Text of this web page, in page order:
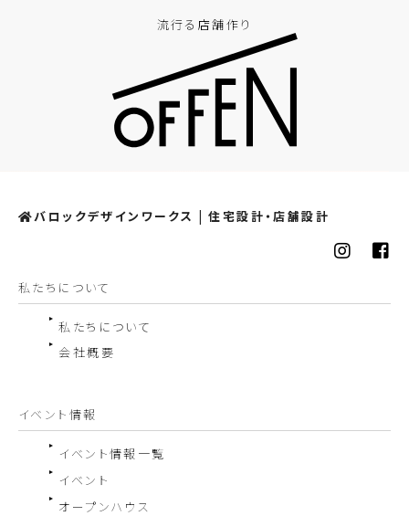
流行る店舗作り
バロックデザインワークス | 住宅設計・店舗設計
私たちについて
私たちについて
会社概要
イベント情報
イベント情報一覧
イベント
オープンハウス